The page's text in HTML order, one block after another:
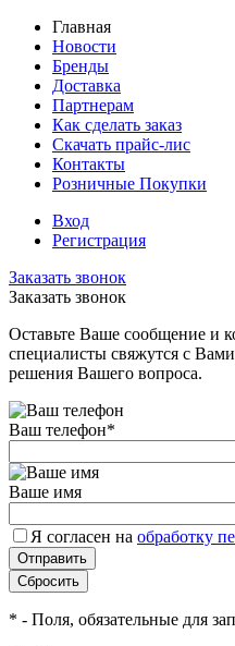
Главная
Новости
Бренды
Доставка
Партнерам
Как сделать заказ
Скачать прайс-лис
Контакты
Розничные Покупки
Вход
Регистрация
Заказать звонок
Заказать звонок
Оставьте Ваше сообщение и
специалисты свяжутся с
решения Вашего вопроса.
Ваш телефон*
Ваше имя
Я согласен на обработку
* - Поля, обязательные для